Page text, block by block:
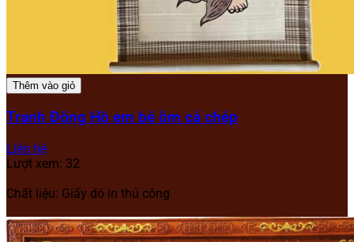
Thêm vào giỏ
Tranh Đông Hồ em bé ôm cá chép
Liên hệ
Lượt xem: 32
Chất liệu: Giấy dó in thủ công